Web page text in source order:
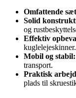
Omfattende
Solid
og
Effektiv
kuglelejeskinner.
Mobil og stabil:
transport.
Praktisk
plads til